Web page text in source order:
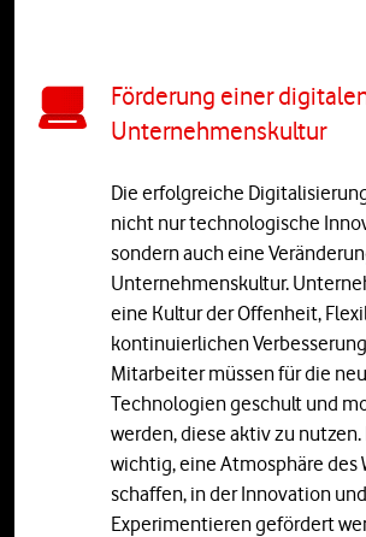
Förderung einer
Unternehmenskultur
Die erfolgreiche
nicht nur technologische
sondern auch eine
Unternehmenskultur.
eine Kultur der Offenheit,
kontinuierlichen
Mitarbeiter müssen für die
Technologien geschult und
werden, diese aktiv zu nutzen.
wichtig, eine Atmosphäre des
schaffen, in der Innovation und
Experimentieren gefördert